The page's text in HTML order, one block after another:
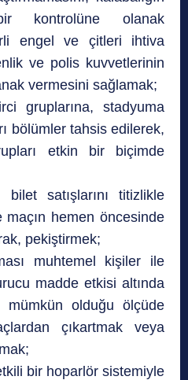
kontrolüne olanak
engel ve çitleri ihtiva
ve polis kuvvetlerinin
vermesini sağlamak;
gruplarına, stadyuma
bölümler tahsis edilerek,
etkin bir biçimde
satışlarını titizlikle
hemen öncesinde
pekiştirmek;
muhtemel kişiler ile
madde etkisi altında
mümkün olduğu ölçüde
çıkartmak veya
bir hoparlör sistemiyle